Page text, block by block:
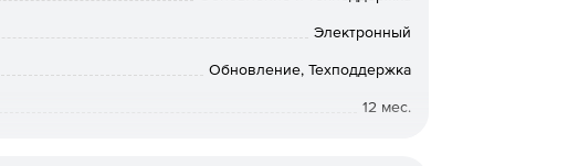
Электронный
Обновление, Техподдержка
12 мес.